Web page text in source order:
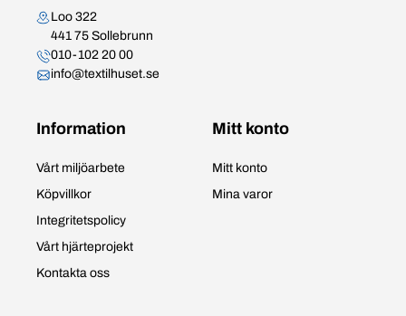
Loo 322
441 75 Sollebrunn
010-102 20 00
info@textilhuset.se
Information
Vårt miljöarbete
Köpvillkor
Integritetspolicy
Vårt hjärteprojekt
Kontakta oss
Mitt konto
Mitt konto
Mina varor